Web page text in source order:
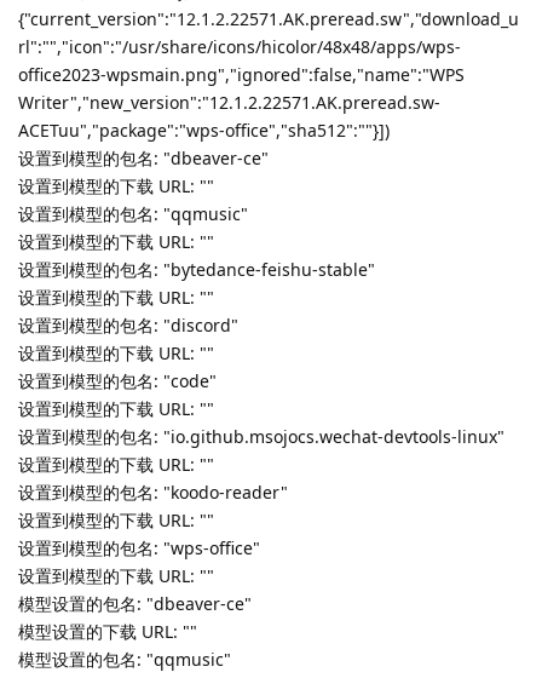
JekYUlll
Lv.1
2025年9月26日
shenmo7192
❯ sudo spark-update-tool
[sudo] horeb 的密码：
QStandardPaths: XDG_RUNTIME_DIR not set, defaulting to
'/tmp/runtime-root'
Running as root.
跳过版本相同的包: "linglong-installer" ( "1.3.3.7-1" → "1.3.3.7-
1" )
临时文件路径： "/tmp/spark-update-tool.Atgbdk"
完整包信息： ()
应用名称列表： ("[Feishu|bytedance-feishu-stable]", "[Visual
Studio Code|code]", "[dbeaver-ce|dbeaver-ce]", "
[Discord|discord]", "[WeChat Dev
Tools|io.github.msojocs.wechat-devtools-linux]", "[Koodo
Reader|koodo-reader]", "[qqmusic|qqmusic]", "[WPS
Writer|wps-office]")
包名: "bytedance-feishu-stable" 图标路径:
"/usr/share/icons/hicolor/48x48/apps/bytedance-feishu.png"
包名: "code" 图标路径: "/usr/share/pixmaps/vscode.png"
包名: "dbeaver-ce" 图标路径: "/usr/share/dbeaver-
ce/dbeaver.png"